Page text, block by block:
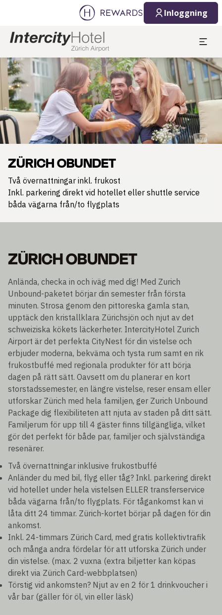
Inloggning
Bild 1 av 1
ZÜRICH OBUNDET
Två övernattningar inkl. frukost
Inkl. parkering direkt vid hotellet eller shuttle service
båda vägarna från/to flygplats
ZÜRICH OBUNDET
Anlända, checka in och iväg med dig! Med Zurich
Unbound-paketet börjar din semester från första
minuten. Strosa genom den pittoreska gamla stan,
upptäck den kristallklara Zürichsjön och njut av det
schweiziska kökets läckerheter. IntercityHotel Zurich
Airport är det perfekta CityNest för din vistelse och
erbjuder moderna, bekväma och tysta rum samt en rik
frukostbuffé med regionala produkter för att börja
dagen på rätt sätt. Oavsett om du planerar en kort
storstadssemester, en längre vistelse, reser ensam eller
utforskar Zürich med hela familjen, ger Zurich Unbound
Package dig flexibiliteten att njuta av staden på ditt sätt.
Familjerum för upp till 4 gäster finns tillgängliga, vilket
gör det perfekt för både par, familjer och självständiga
resenärer.
Två övernattningar inklusive frukostbuffé
Anländer du med bil, flyg eller tåg? Inkl. parkering direkt
vid hotellet under hela vistelsen ELLER transferservice
båda vägarna från/to flygplats. För tågankomst kan vi
låta ditt 24 timmar. Zürich-kortet börjar på dagen för din
ankomst.
Inkl. 24-timmars Zürich Card, med gratis kollektivtrafik
och många andra fördelar för att utforska Zürich under
din vistelse. (max. 2 vuxna (extra biljetter kan köpas
direkt via Zürich Card-webbplatsen)
Törstig vid ankomsten? Njut av en 2 för 1 drinkvoucher i
vår bar (gäller för öl, vin eller läsk)